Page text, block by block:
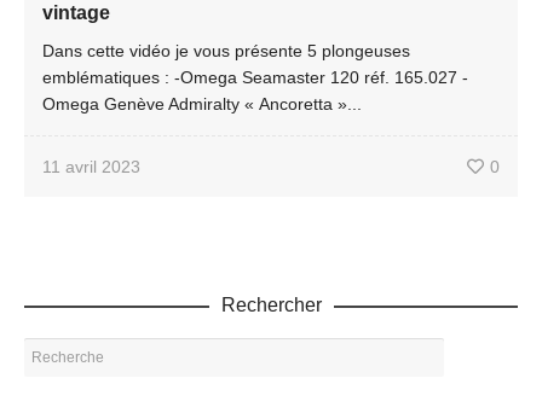
vintage
Dans cette vidéo je vous présente 5 plongeuses
emblématiques : -Omega Seamaster 120 réf. 165.027 -
Omega Genève Admiralty « Ancoretta »...
11 avril 2023 0
Rechercher